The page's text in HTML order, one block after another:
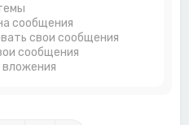
сообщения
свои сообщения
сообщения
вложения